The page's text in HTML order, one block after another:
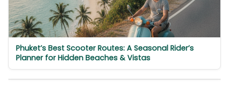
Phuket’s Best Scooter Routes: A Seasonal Rider’s
Planner for Hidden Beaches & Vistas